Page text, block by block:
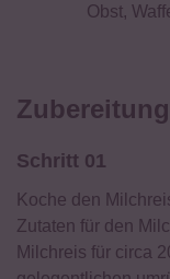
Obst,
Zubereitung
Schritt 01
Koche den
Zutaten für den
Milchreis für circa